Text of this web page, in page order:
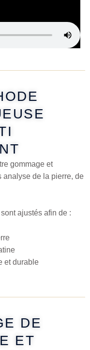
gommage et
analyse de la pierre, de
ajustés afin de :
et durable
DE
ET